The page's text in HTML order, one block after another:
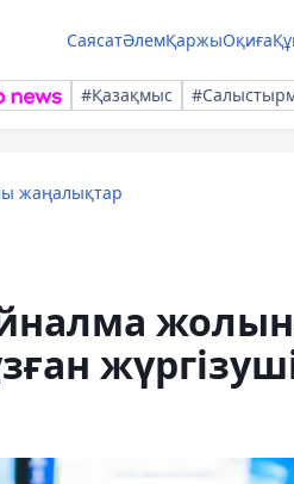
СаясатӘлемҚаржыОқиға
#Қазақмыс
жаңалықтар